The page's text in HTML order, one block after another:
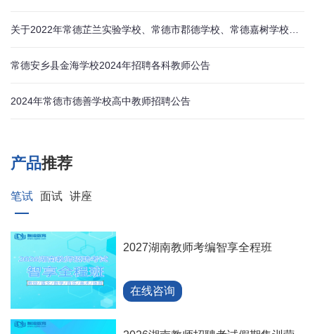
常德安乡县金海学校2024年招聘各科教师公告
2024年常德市德善学校高中教师招聘公告
产品推荐
笔试 面试 讲座
2027湖南教师考编智享全程班
在线咨询